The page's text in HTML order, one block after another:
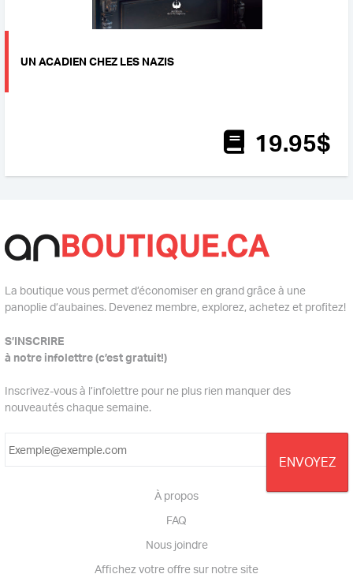
UN ACADIEN CHEZ LES NAZIS
19.95$
La boutique vous permet d’économiser en grand grâce à une
panoplie d’aubaines. Devenez membre, explorez, achetez et profitez!
S’INSCRIRE
à notre infolettre (c’est gratuit!)
Inscrivez-vous à l’infolettre pour ne plus rien manquer des
nouveautés chaque semaine.
À propos
FAQ
Nous joindre
Affichez votre offre sur notre site